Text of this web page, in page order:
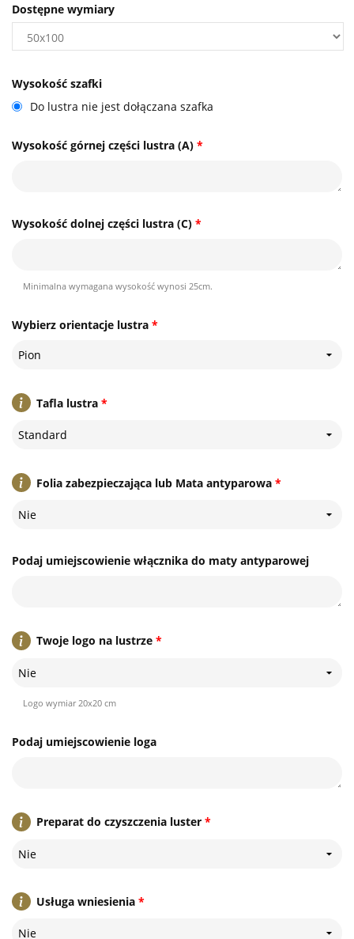
Wysokość szafki
Do lustra nie jest dołączana szafka
*
Wysokość górnej części lustra (A)
*
Wysokość dolnej części lustra (C)
Minimalna wymagana wysokość wynosi 25cm.
*
Wybierz orientacje lustra
Pion
*
Tafla lustra
Standard
*
Folia zabezpieczająca lub Mata antyparowa
Nie
Podaj umiejscowienie włącznika do maty antyparowej
*
Twoje logo na lustrze
Nie
Logo wymiar 20x20 cm
Podaj umiejscowienie loga
*
Preparat do czyszczenia luster
Nie
*
Usługa wniesienia
Nie
Dostępne wymiary